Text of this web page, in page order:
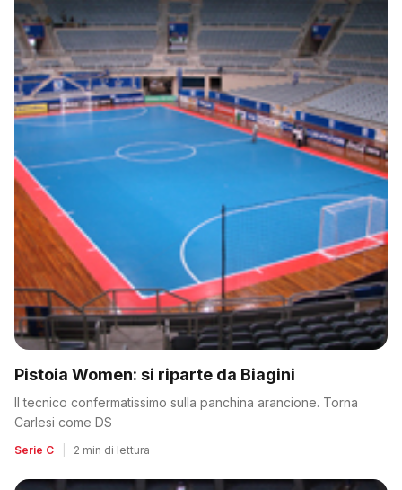
Pistoia Women: si riparte da Biagini
Il tecnico confermatissimo sulla panchina arancione. Torna
Carlesi come DS
Serie C 2 min di lettura